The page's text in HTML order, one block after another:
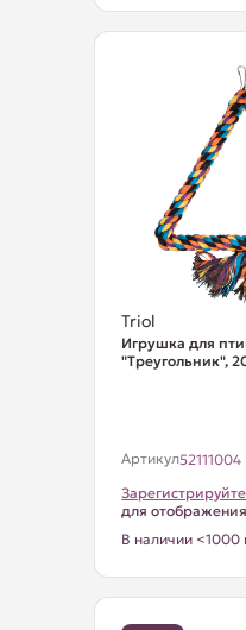
Triol
Игрушка для
"Треугольник",
Артикул52111004
для
В наличии <1000